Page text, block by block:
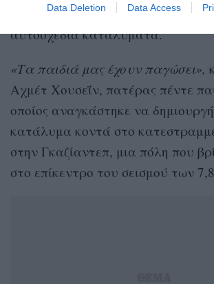
Data Deletion Data Access
νύκτες τους μέσα στα αυτοκίνητά
αυτοσχέδια καταλύματα.
«Τα παιδιά μας έχουν παγώσει»,
Αχμέτ Χουσεΐν, πατέρας πέντε
οποίος αναγκάστηκε να
κατάλυμα κοντά στο
στην Γκαζίαντεπ, μια πόλη που
στο επίκεντρο του σεισμού των